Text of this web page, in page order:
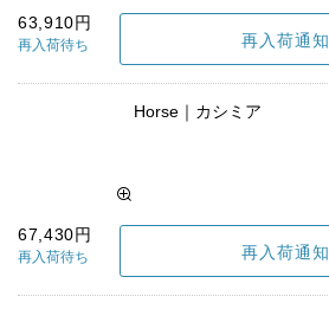
63,910円
再入荷待ち 再入荷通知
Horse｜カシミア
67,430円
再入荷待ち 再入荷通知